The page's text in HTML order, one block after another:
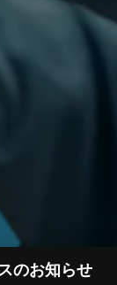
のお知らせ